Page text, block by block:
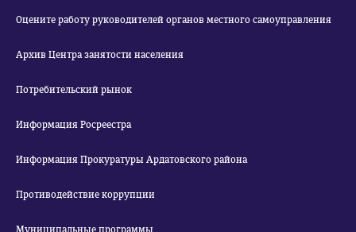
Оцените работу руководителей органов местного самоуправления
Архив Центра занятости населения
Потребительский рынок
Информация Росреестра
Информация Прокуратуры Ардатовского района
Противодействие коррупции
Муниципальные программы